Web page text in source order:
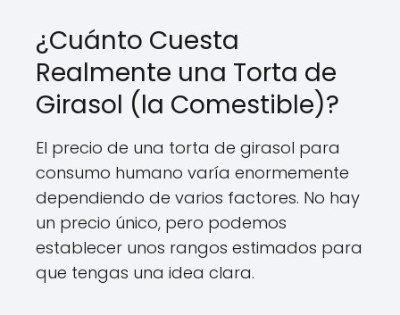
¿Cuánto Cuesta
Realmente una Torta de
Girasol (la Comestible)?
El precio de una torta de girasol para
consumo humano varía enormemente
dependiendo de varios factores. No hay
un precio único, pero podemos
establecer unos rangos estimados para
que tengas una idea clara.